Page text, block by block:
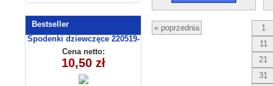
Bestseller
Spodenki dziewczęce 220519-
4 (13-16)
Cena netto:
10,50 zł
« poprzednia
1
11
21
31